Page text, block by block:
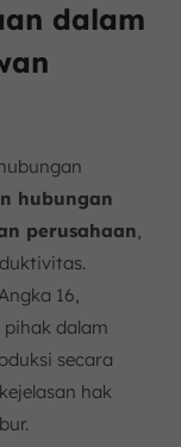
dalam
hubungan
perusahaan,
16,
dalam
secara
hak